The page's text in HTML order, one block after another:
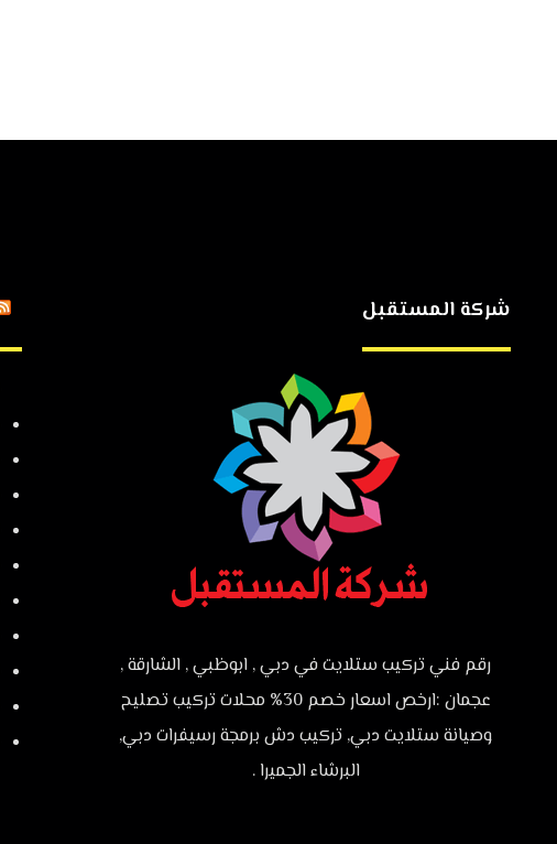
شركة المستقبل
رقم فني تركيب ستلايت في دبي , ابوظبي , الشارقة ,
عجمان :ارخص اسعار خصم 30% محلات تركيب تصليح
وصيانة ستلايت دبي, تركيب دش برمجة رسيفرات دبي,
البرشاء الجميرا .